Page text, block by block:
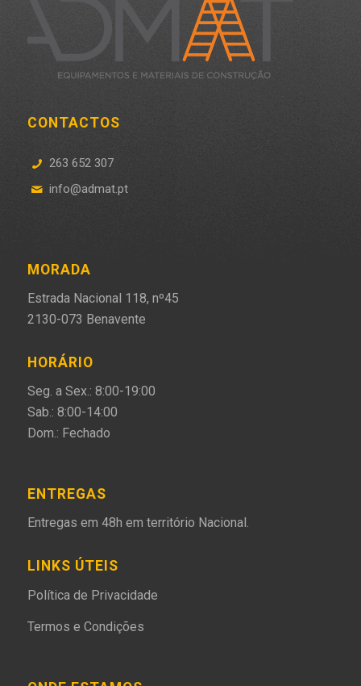
CONTACTOS
263 652 307
info@admat.pt
MORADA
Estrada Nacional 118, nº45
2130-073 Benavente
HORÁRIO
Seg. a Sex.: 8:00-19:00
Sab.: 8:00-14:00
Dom.: Fechado
ENTREGAS
Entregas em 48h em território Nacional.
LINKS ÚTEIS
Política de Privacidade
Termos e Condições